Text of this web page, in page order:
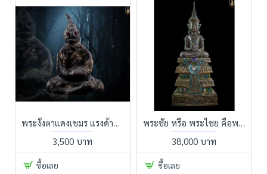
พระงั่งตาแดงเขมร แรงด้านเมตตามหานิยม ด้านเสน่ห์
3,500 บาท
ซื้อเลย
พระชัย หรือ พระไชย คือพระบูชาประจำพระองค์ของพระมหากษัตริย์
38,000 บาท
ซื้อเลย